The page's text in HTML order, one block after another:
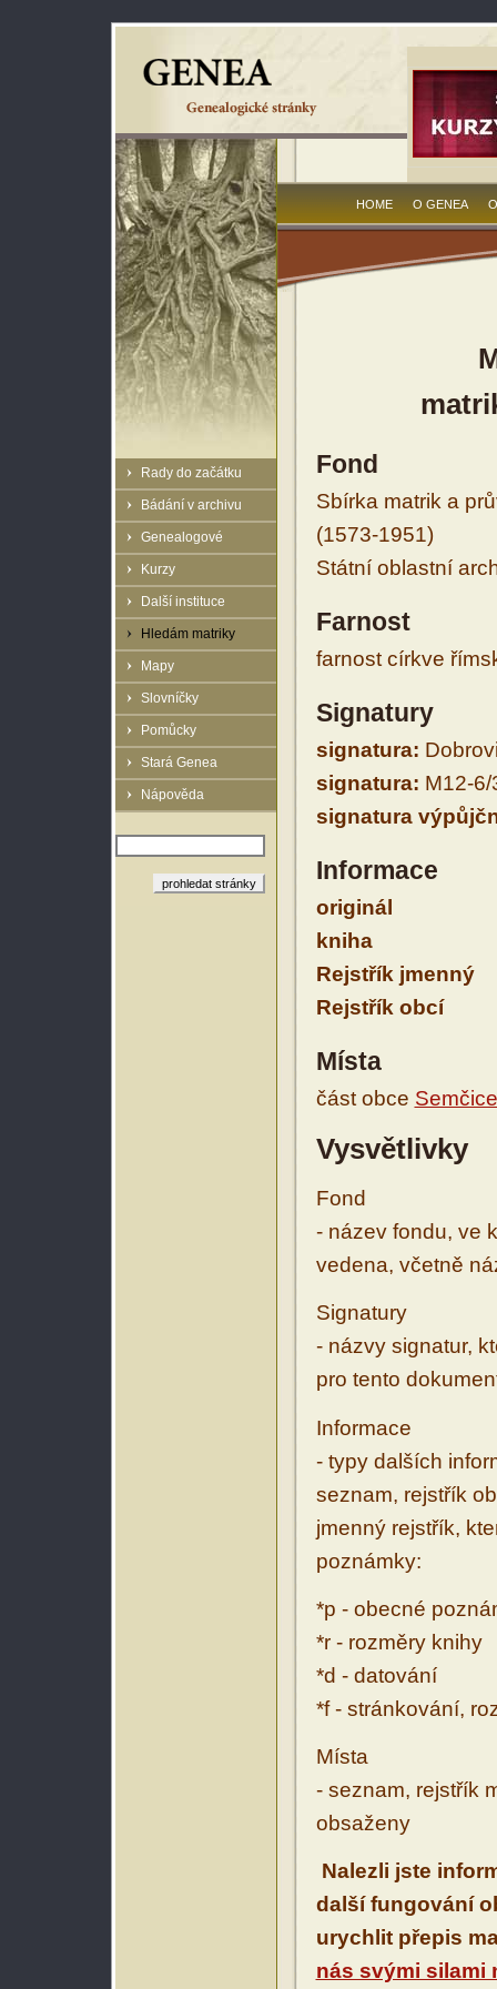
Rady do začátku
Bádání v archivu
Genealogové
Kurzy
Další instituce
Hledám matriky
Mapy
Slovníčky
Pomůcky
Stará Genea
Nápověda
HOME O GENEA
Fond
Sbírka matrik a
(1573-1951)
Státní oblastní
Farnost
farnost církve
Signatury
signatura:
signatura: M12-6/
signatura
Informace
originál
kniha
Rejstřík jmenný
Rejstřík obcí
Místa
část obce Semčice
Vysvětlivky
Fond
- název fondu, ve
vedena, včetně
Signatury
- názvy signatur,
pro tento
Informace
- typy dalších
seznam, rejstřík
jmenný rejstřík,
poznámky:
*p - obecné
*r - rozměry knihy
*d - datování
*f - stránkování,
Místa
- seznam, rejstřík
obsaženy
Nalezli jste
další fungování
urychlit přepis
nás svými silami